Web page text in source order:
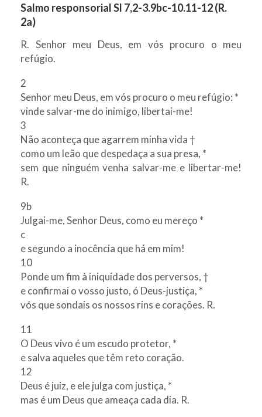
Salmo responsorial Sl 7,2-3.9bc-10.11-12 (R.
2a)
R. Senhor meu Deus, em vós procuro o meu
refúgio.
2
Senhor meu Deus, em vós procuro o meu refúgio: *
vinde salvar-me do inimigo, libertai-me!
3
Não aconteça que agarrem minha vida †
como um leão que despedaça a sua presa, *
sem que ninguém venha salvar-me e libertar-me!
R.
9b
Julgai-me, Senhor Deus, como eu mereço *
c
e segundo a inocência que há em mim!
10
Ponde um fim à iniquidade dos perversos, †
e confirmai o vosso justo, ó Deus-justiça, *
vós que sondais os nossos rins e corações. R.
11
O Deus vivo é um escudo protetor, *
e salva aqueles que têm reto coração.
12
Deus é juiz, e ele julga com justiça, *
mas é um Deus que ameaça cada dia. R.